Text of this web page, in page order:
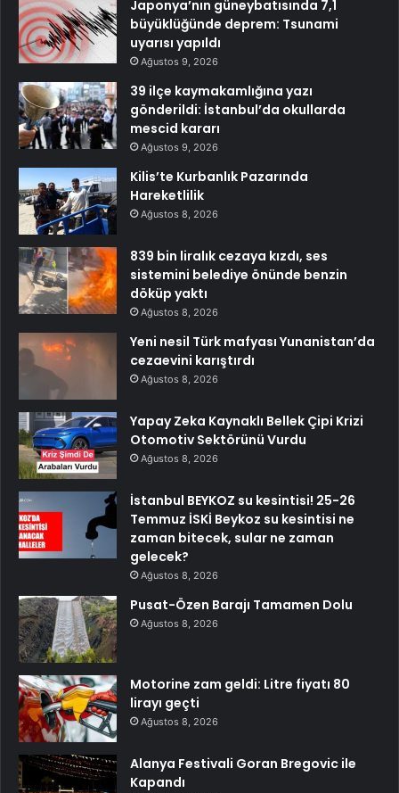
Japonya’nın güneybatısında 7,1
büyüklüğünde deprem: Tsunami
uyarısı yapıldı
Ağustos 9, 2026
39 ilçe kaymakamlığına yazı
gönderildi: İstanbul’da okullarda
mescid kararı
Ağustos 9, 2026
Kilis’te Kurbanlık Pazarında
Hareketlilik
Ağustos 8, 2026
839 bin liralık cezaya kızdı, ses
sistemini belediye önünde benzin
döküp yaktı
Ağustos 8, 2026
Yeni nesil Türk mafyası Yunanistan’da
cezaevini karıştırdı
Ağustos 8, 2026
Yapay Zeka Kaynaklı Bellek Çipi Krizi
Otomotiv Sektörünü Vurdu
Ağustos 8, 2026
İstanbul BEYKOZ su kesintisi! 25-26
Temmuz İSKİ Beykoz su kesintisi ne
zaman bitecek, sular ne zaman
gelecek?
Ağustos 8, 2026
Pusat-Özen Barajı Tamamen Dolu
Ağustos 8, 2026
Motorine zam geldi: Litre fiyatı 80
lirayı geçti
Ağustos 8, 2026
Alanya Festivali Goran Bregovic ile
Kapandı